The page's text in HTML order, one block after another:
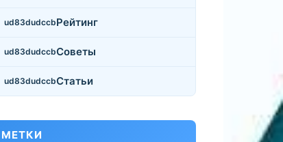
Рейтинг
Советы
Статьи
МЕТКИ